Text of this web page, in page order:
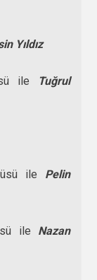
Yıldız
ile
Tuğrul
ile Pelin
ile Nazan